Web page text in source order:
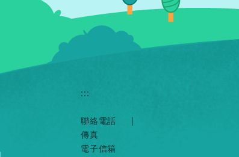
:::
聯絡電話
|
傳真
電子信箱